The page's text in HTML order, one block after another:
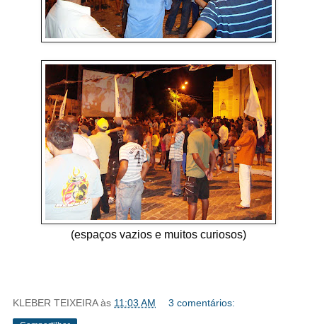
(espaços vazios e muitos curiosos)
KLEBER TEIXEIRA às 11:03 AM 3 comentários: